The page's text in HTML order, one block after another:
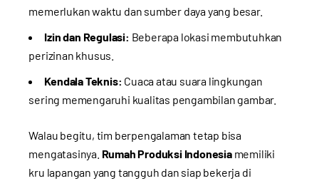
memerlukan waktu dan sumber daya yang besar.
Izin dan Regulasi: Beberapa lokasi membutuhkan
perizinan khusus.
Kendala Teknis: Cuaca atau suara lingkungan
sering memengaruhi kualitas pengambilan gambar.
Walau begitu, tim berpengalaman tetap bisa
mengatasinya. Rumah Produksi Indonesiamemiliki
kru lapangan yang tangguh dan siap bekerja di